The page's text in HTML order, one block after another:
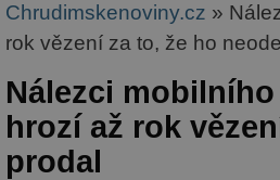
Chrudimskenoviny.cz »
rok vězení za to, že ho
Nálezci
hrozí až rok
prodal